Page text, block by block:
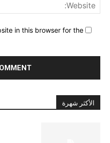
in this browser for the
الأكثر شهرة